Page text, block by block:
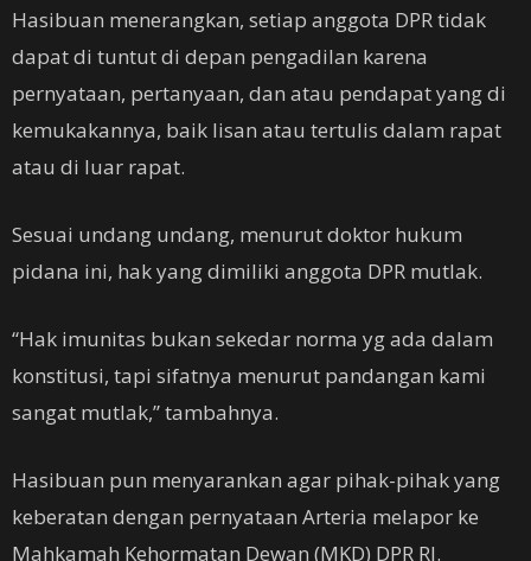
Hasibuan menerangkan, setiap anggota DPR tidak
dapat di tuntut di depan pengadilan karena
pernyataan, pertanyaan, dan atau pendapat yang di
kemukakannya, baik lisan atau tertulis dalam rapat
atau di luar rapat.
Sesuai undang undang, menurut doktor hukum
pidana ini, hak yang dimiliki anggota DPR mutlak.
“Hak imunitas bukan sekedar norma yg ada dalam
konstitusi, tapi sifatnya menurut pandangan kami
sangat mutlak,” tambahnya.
Hasibuan pun menyarankan agar pihak-pihak yang
keberatan dengan pernyataan Arteria melapor ke
Mahkamah Kehormatan Dewan (MKD) DPR RI.